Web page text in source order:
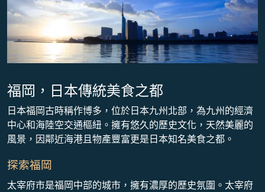
福岡，日本傳統美食之都
日本福岡古時稱作博多，位於日本九州北部，為九州的經濟
中心和海陸空交通樞紐。擁有悠久的歷史文化，天然美麗的
風景，因鄰近海港且物產豐富更是日本知名美食之都。
探索福岡
太宰府市是福岡中部的城市，擁有濃厚的歷史氛圍。太宰府